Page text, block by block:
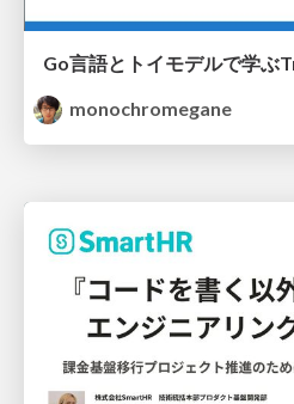
monochromegane